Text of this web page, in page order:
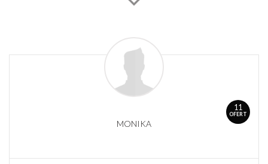
11
OFERT
MONIKA